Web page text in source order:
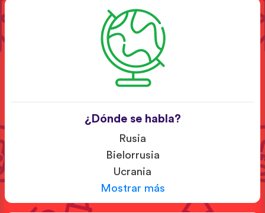
¿Dónde se habla?
Rusia
Bielorrusia
Ucrania
Mostrar más